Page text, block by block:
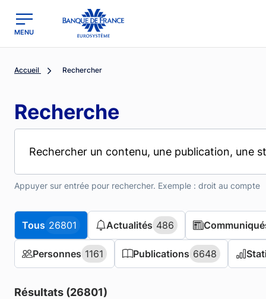
MENU
Accueil Rechercher
Recherche
Appuyer sur entrée pour rechercher. Exemple : droit au compte
Tous 26801
Tous 26801 Actualités 486
Actualités 486
Personnes 1161
Personnes 1161 Publications 6648
Publications 6648
Résultats (26801)